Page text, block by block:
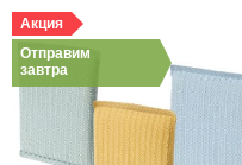
Акция
Отправим
завтра